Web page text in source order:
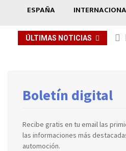
ESPAÑA
ÚLTIMAS NOTICIAS
Boletín digital
Recibe gratis en tu email las
las informaciones más
automoción.